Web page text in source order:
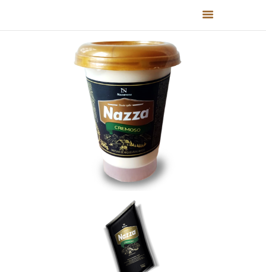
QUEM SOMOS
PRODUTOS
RECEITAS
FALE CONOSCO